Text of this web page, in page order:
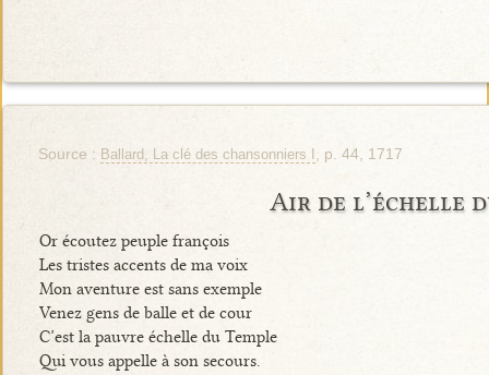
Source : Ballard, La clé des chansonniers I , p. 44, 1717
Air de l’échelle
Or écoutez peuple françois
Les tristes accents de ma voix
Mon aventure est sans exemple
Venez gens de balle et de cour
C’est la pauvre échelle du Temple
Qui vous appelle à son secours.